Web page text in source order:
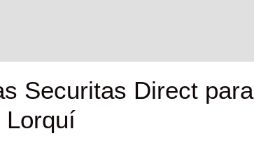
Securitas Direct para
Lorquí